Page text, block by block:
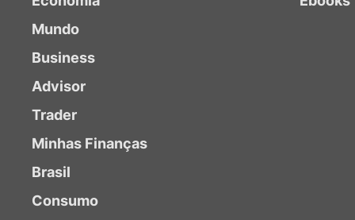
Mundo
Business
Advisor
Trader
Minhas Finanças
Brasil
Consumo